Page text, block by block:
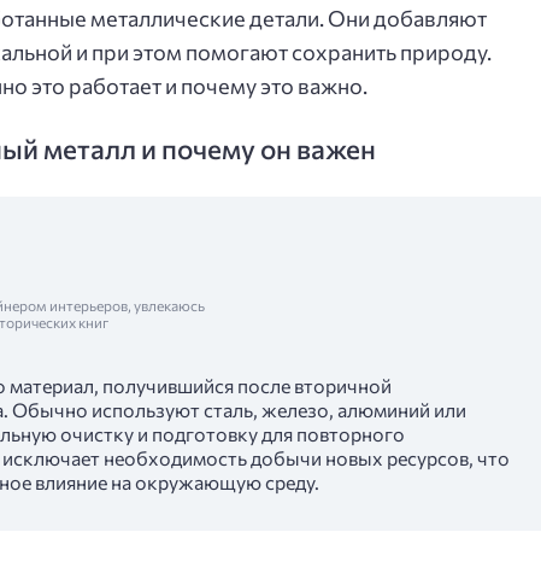
металлические детали. Они добавляют
и при этом помогают сохранить природу.
это работает и почему это важно.
металл и почему он важен
интерьеров, увлекаюсь
книг
получившийся после вторичной
Обычно используют сталь, железо, алюминий или
очистку и подготовку для повторного
необходимость добычи новых ресурсов, что
влияние на окружающую среду.